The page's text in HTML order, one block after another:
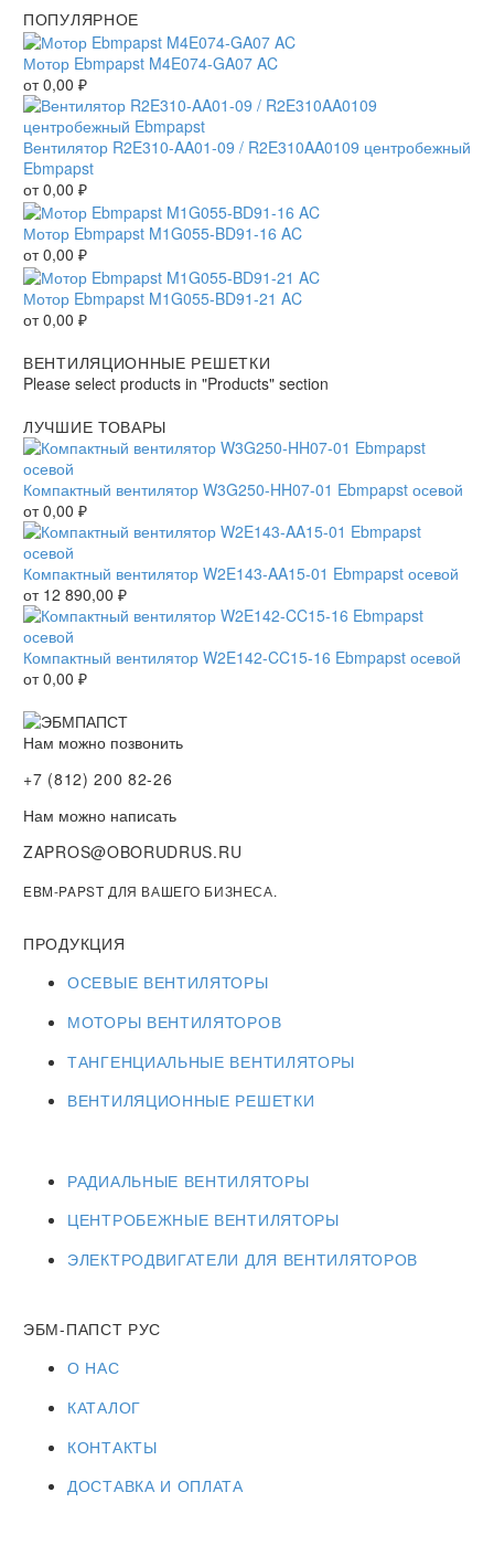
ПОПУЛЯРНОЕ
Мотор Ebmpapst M4E074-GA07 AC
от0,00 ₽
Вентилятор R2E310-AA01-09 / R2E310AA0109 центробежный
Ebmpapst
от0,00 ₽
Мотор Ebmpapst M1G055-BD91-16 AC
от0,00 ₽
Мотор Ebmpapst M1G055-BD91-21 AC
от0,00 ₽
ВЕНТИЛЯЦИОННЫЕ РЕШЕТКИ
Please select products in "Products" section
ЛУЧШИЕ ТОВАРЫ
Компактный вентилятор W3G250-HH07-01 Ebmpapst осевой
от0,00 ₽
Компактный вентилятор W2E143-AA15-01 Ebmpapst осевой
от 12 890,00 ₽
Компактный вентилятор W2E142-CC15-16 Ebmpapst осевой
от0,00 ₽
Нам можно позвонить
+7 (812) 200 82-26
Нам можно написать
ZAPROS@OBORUDRUS.RU
EBM-PAPST ДЛЯ ВАШЕГО БИЗНЕСА.
ПРОДУКЦИЯ
ОСЕВЫЕ ВЕНТИЛЯТОРЫ
МОТОРЫ ВЕНТИЛЯТОРОВ
ТАНГЕНЦИАЛЬНЫЕ ВЕНТИЛЯТОРЫ
ВЕНТИЛЯЦИОННЫЕ РЕШЕТКИ
РАДИАЛЬНЫЕ ВЕНТИЛЯТОРЫ
ЦЕНТРОБЕЖНЫЕ ВЕНТИЛЯТОРЫ
ЭЛЕКТРОДВИГАТЕЛИ ДЛЯ ВЕНТИЛЯТОРОВ
ЭБМ-ПАПСТ РУС
О НАС
КАТАЛОГ
КОНТАКТЫ
ДОСТАВКА И ОПЛАТА